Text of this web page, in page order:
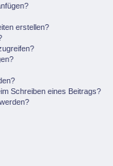
erstellen?
Schreiben eines Beitrags?